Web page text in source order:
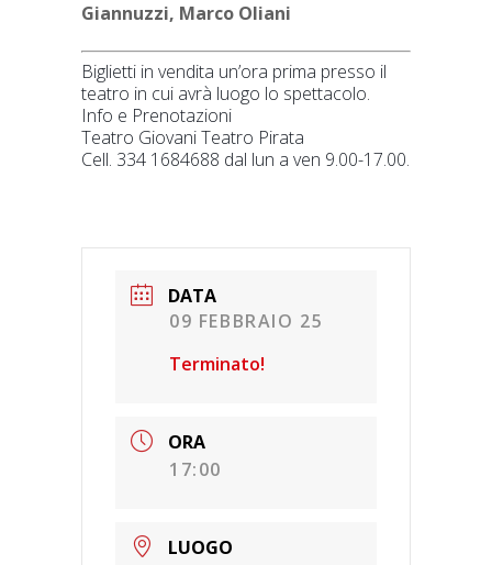
Giannuzzi, Marco Oliani
Biglietti in vendita un’ora prima presso il
teatro in cui avrà luogo lo spettacolo.
Info e Prenotazioni
Teatro Giovani Teatro Pirata
Cell. 334 1684688 dal lun a ven 9.00-17.00.
DATA
09 FEBBRAIO 25
Terminato!
ORA
17:00
LUOGO